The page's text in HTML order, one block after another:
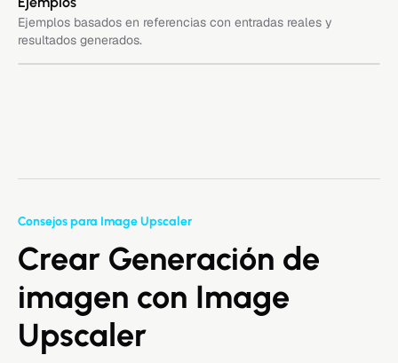
Ejemplos basados en referencias con entradas reales y
resultados generados.
Consejos para Image Upscaler
Crear Generación de
imagen con Image
Upscaler